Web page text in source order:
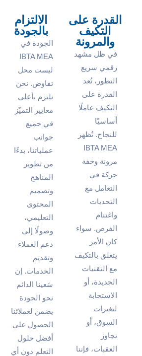
القدرة على
التكيف
والمرونة
في ظل مشهد
رقمي سريع
التطور، تُعد
القدرة على
التكيف عاملًا
أساسيًا
للنجاح. تُظهر
IBTA MEA
مرونة وخفة
حركة في
التعامل مع
التحديات
واغتنام
الفرص. سواء
كان الأمر
يتعلق بالتكيف
مع التقنيات
الجديدة، أو
الاستجابة
لتغيرات
السوق، أو
تجاوز
العقبات، فإننا
الالتزام
بالجودة
الجودة في
IBTA MEA
ليست محل
تفاوض. نحن
نلتزم بأعلى
معايير التميّز
في جميع
جوانب
عملياتنا، بدءًا
من تطوير
المناهج
وتصميم
المحتوى
التعليمي،
وصولًا إلى
دعم العملاء
وتقديم
الخدمات. إن
سَعينا الدائم
نحو الجودة
يضمن لعملائنا
الحصول على
أفضل حلول
التعلم دون أي